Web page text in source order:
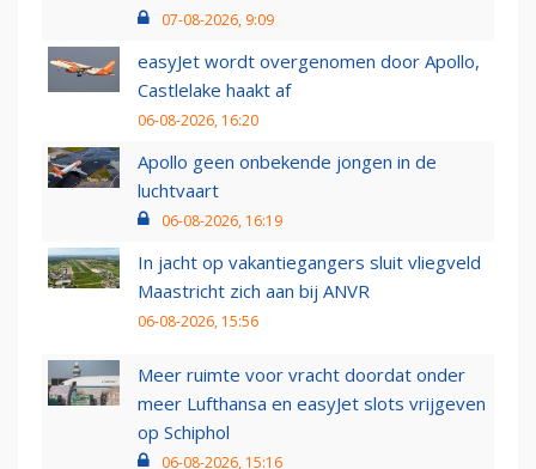
07-08-2026, 9:09
easyJet wordt overgenomen door Apollo,
Castlelake haakt af
06-08-2026, 16:20
Apollo geen onbekende jongen in de
luchtvaart
06-08-2026, 16:19
In jacht op vakantiegangers sluit vliegveld
Maastricht zich aan bij ANVR
06-08-2026, 15:56
Meer ruimte voor vracht doordat onder
meer Lufthansa en easyJet slots vrijgeven
op Schiphol
06-08-2026, 15:16